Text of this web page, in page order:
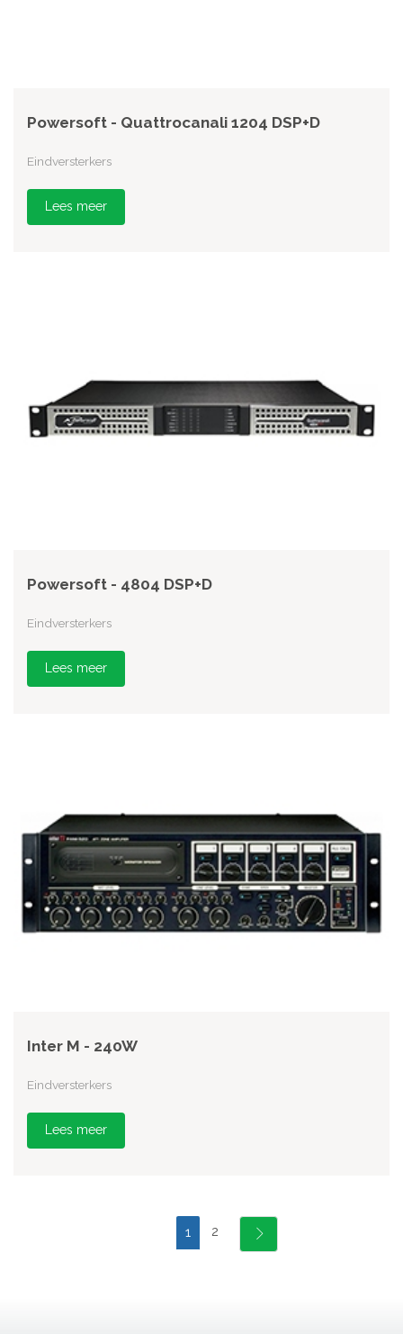
Powersoft - Quattrocanali 1204 DSP+D
Eindversterkers
Lees meer
Powersoft - 4804 DSP+D
Eindversterkers
Lees meer
Inter M - 240W
Eindversterkers
Lees meer
1 2